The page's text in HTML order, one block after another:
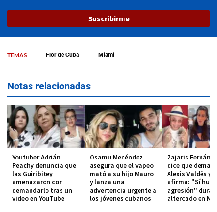
Suscribirme
TEMAS Flor de Cuba Miami
Notas relacionadas
Youtuber Adrián
Peachy denuncia que
las Guiribitey
amenazaron con
demandarlo tras un
video en YouTube
Osamu Menéndez
asegura que el vapeo
mató a su hijo Mauro
y lanza una
advertencia urgente a
los jóvenes cubanos
Zajaris
dice que
Alexis Valdés y
afirma: "Sí hubo
agresión"
altercado en